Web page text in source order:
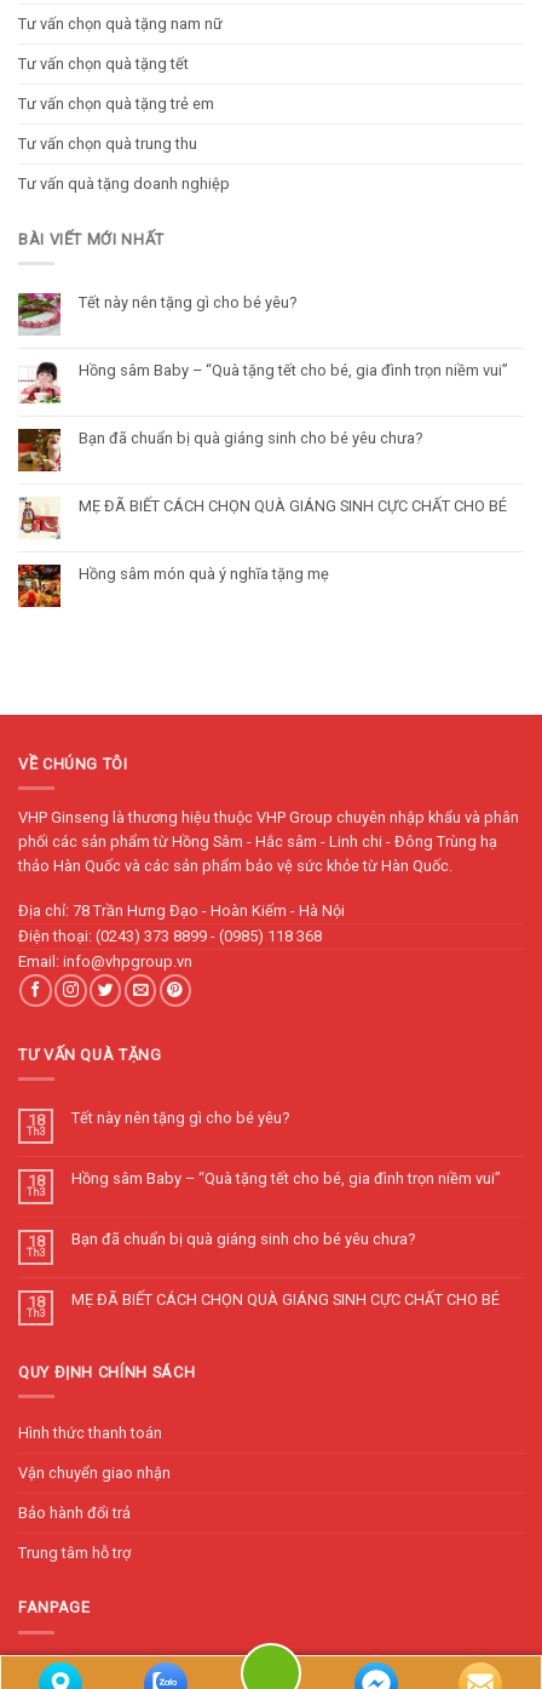
Tư vấn chọn quà tặng nam nữ
Tư vấn chọn quà tặng tết
Tư vấn chọn quà tặng trẻ em
Tư vấn chọn quà trung thu
Tư vấn quà tặng doanh nghiệp
BÀI VIẾT MỚI NHẤT
Tết này nên tặng gì cho bé yêu?
Hồng sâm Baby – “Quà tặng tết cho bé, gia đình trọn niềm vui”
Bạn đã chuẩn bị quà giáng sinh cho bé yêu chưa?
MẸ ĐÃ BIẾT CÁCH CHỌN QUÀ GIÁNG SINH CỰC CHẤT CHO BÉ
Hồng sâm món quà ý nghĩa tặng mẹ
VỀ CHÚNG TÔI
VHP Ginseng là thương hiệu thuộc VHP Group chuyên nhập khẩu và phân
phối các sản phẩm từ Hồng Sâm - Hắc sâm - Linh chi - Đông Trùng hạ
thảo Hàn Quốc và các sản phẩm bảo vệ sức khỏe từ Hàn Quốc.
Địa chỉ: 78 Trần Hưng Đạo - Hoàn Kiếm - Hà Nội
Điện thoại: (0243) 373 8899 - (0985) 118 368
Email: info@vhpgroup.vn
TƯ VẤN QUÀ TẶNG
18
Th3
Tết này nên tặng gì cho bé yêu?
18
Th3
Hồng sâm Baby – “Quà tặng tết cho bé, gia đình trọn niềm vui”
18
Th3
Bạn đã chuẩn bị quà giáng sinh cho bé yêu chưa?
18
Th3
MẸ ĐÃ BIẾT CÁCH CHỌN QUÀ GIÁNG SINH CỰC CHẤT CHO BÉ
QUY ĐỊNH CHÍNH SÁCH
Hình thức thanh toán
Vận chuyển giao nhận
Bảo hành đổi trả
Trung tâm hỗ trợ
FANPAGE